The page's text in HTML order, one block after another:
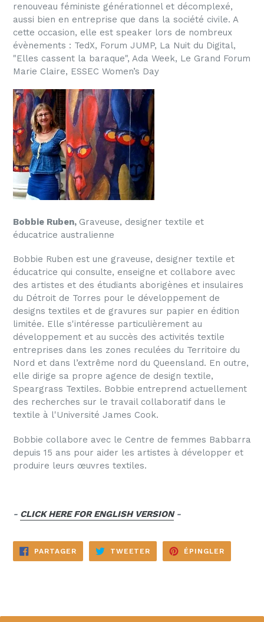
renouveau féministe générationnel et décomplexé,
aussi bien en entreprise que dans la société civile. A
cette occasion, elle est speaker lors de nombreux
évènements : TedX, Forum JUMP, La Nuit du Digital,
"Elles cassent la baraque", Ada Week, Le Grand Forum
Marie Claire, ESSEC Women’s Day
Bobbie Ruben, Graveuse, designer textile et
éducatrice australienne
Bobbie Ruben est une graveuse, designer textile et
éducatrice qui consulte, enseigne et collabore avec
des artistes et des étudiants aborigènes et insulaires
du Détroit de Torres pour le développement de
designs textiles et de gravures sur papier en édition
limitée. Elle s'intéresse particulièrement au
développement et au succès des activités textile
entreprises dans les zones reculées du Territoire du
Nord et dans l’extrême nord du Queensland. En outre,
elle dirige sa propre agence de design textile,
Speargrass Textiles. Bobbie entreprend actuellement
des recherches sur le travail collaboratif dans le
textile à l'Université James Cook.
Bobbie collabore avec le Centre de femmes Babbarra
depuis 15 ans pour aider les artistes à développer et
produire leurs œuvres textiles.
- CLICK HERE FOR ENGLISH VERSION-
PARTAGERPARTAGER
FACEBOOK
TWEETER TWEETER
TWITTER
ÉPINGLER